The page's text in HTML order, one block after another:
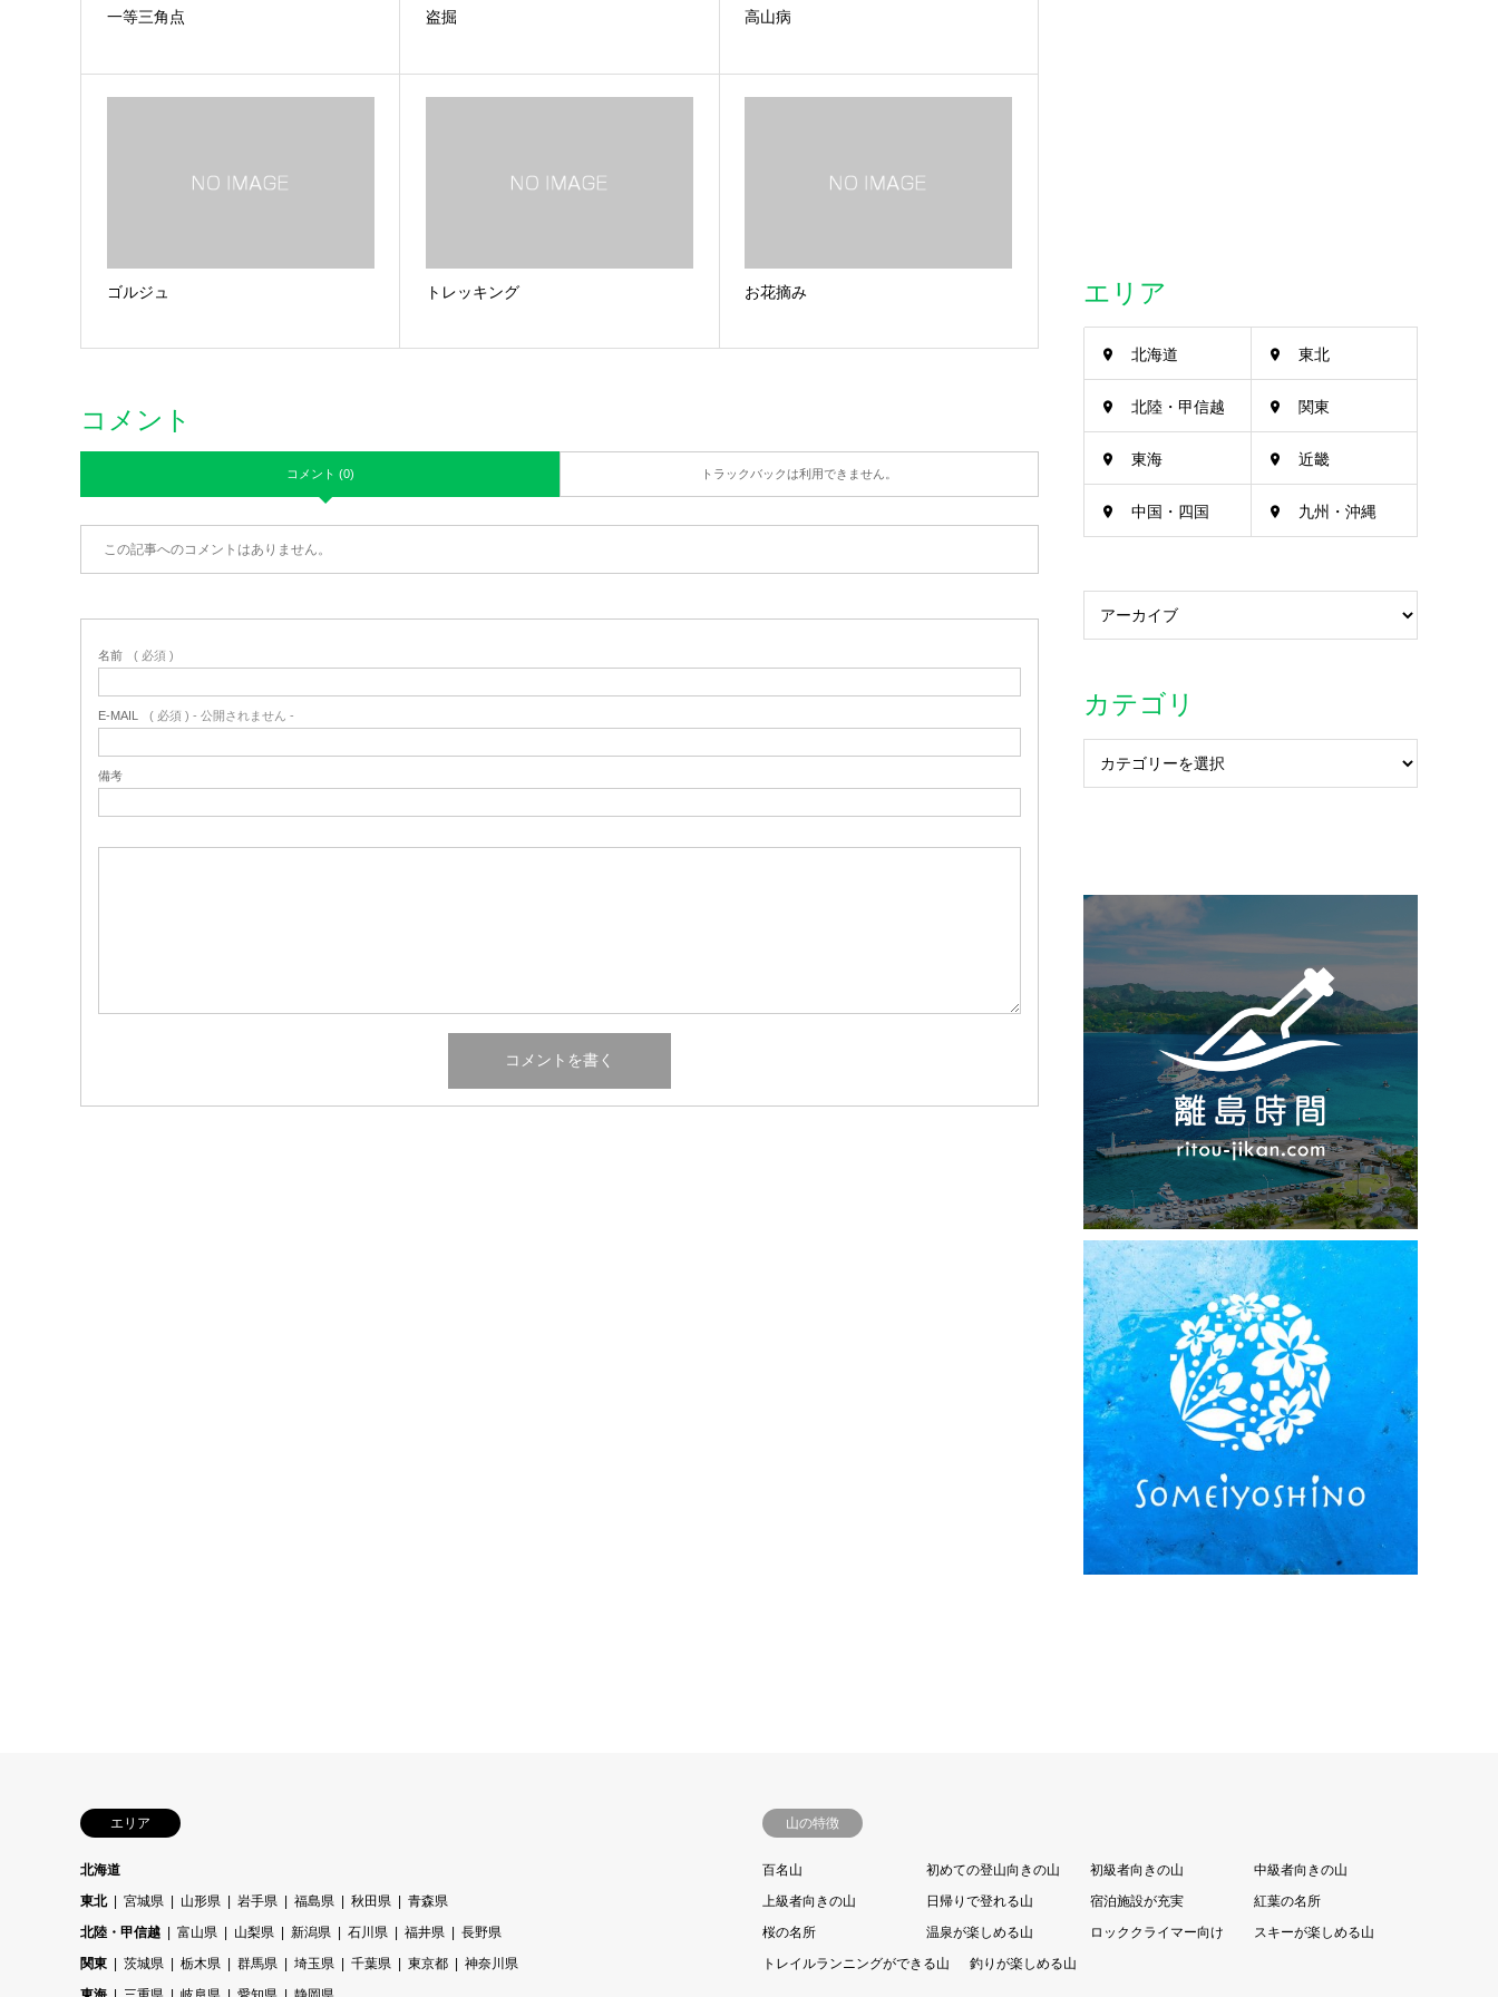
一等三角点 盗掘 高山病
ゴルジュ トレッキング お花摘み
コメント
コメント (0) トラックバックは利用できません。
この記事へのコメントはありません。
名前 ( 必須 )
E-MAIL ( 必須 ) - 公開されません -
備考
エリア
北海道 東北
北陸・甲信越 関東
東海 近畿
中国・四国 九州・沖縄
カテゴリ
エリア
北海道
東北
宮城県 山形県 岩手県 福島県 秋田県
青森県
北陸・甲信越
富山県 山梨県 新潟県 石川県 福井県
長野県
関東
茨城県 栃木県 群馬県 埼玉県 千葉県 東京都
神奈川県
山の特徴
百名山 初めての登山向きの山 初級者向きの山
中級者向きの山
上級者向きの山
日帰りで登れる山 宿泊施設が充実
紅葉の名所
桜の名所
温泉が楽しめる山 ロッククライマー向け
スキーが楽しめる山
トレイルランニングができる山
釣りが楽しめる山